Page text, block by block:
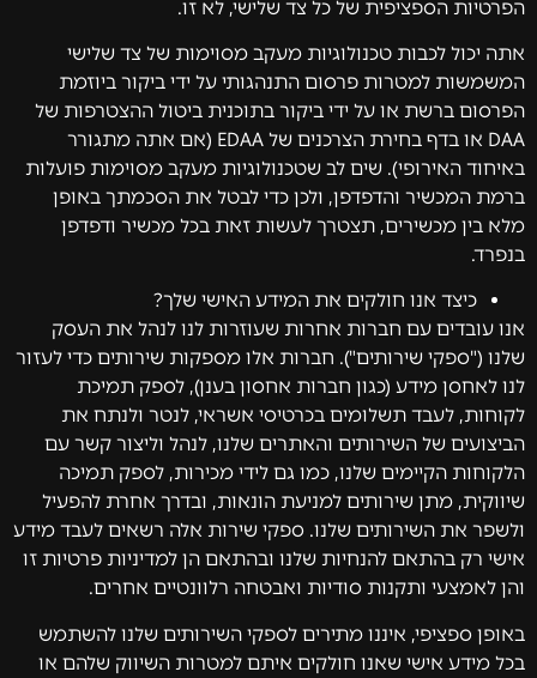
הפרטיות הספציפית של כל צד שלישי, לא זו.
אתה יכול לכבות טכנולוגיות מעקב מסוימות של צד שלישי
המשמשות למטרות פרסום התנהגותי על ידי ביקור ביוזמת
הפרסום ברשת או על ידי ביקור בתוכנית ביטול ההצטרפות של
DAA או בדף בחירת הצרכנים של EDAA (אם אתה מתגורר
באיחוד האירופי). שים לב שטכנולוגיות מעקב מסוימות פועלות
ברמת המכשיר והדפדפן, ולכן כדי לבטל את הסכמתך באופן
מלא בין מכשירים, תצטרך לעשות זאת בכל מכשיר ודפדפן
בנפרד.
כיצד אנו חולקים את המידע האישי שלך?
אנו עובדים עם חברות אחרות שעוזרות לנו לנהל את העסק
שלנו ("ספקי שירותים"). חברות אלו מספקות שירותים כדי לעזור
לנו לאחסן מידע (כגון חברות אחסון בענן), לספק תמיכת
לקוחות, לעבד תשלומים בכרטיסי אשראי, לנטר ולנתח את
הביצועים של השירותים והאתרים שלנו, לנהל וליצור קשר עם
הלקוחות הקיימים שלנו, כמו גם לידי מכירות, לספק תמיכה
שיווקית, מתן שירותים למניעת הונאות, ובדרך אחרת להפעיל
ולשפר את השירותים שלנו. ספקי שירות אלה רשאים לעבד מידע
אישי רק בהתאם להנחיות שלנו ובהתאם הן למדיניות פרטיות זו
והן לאמצעי ותקנות סודיות ואבטחה רלוונטיים אחרים.
באופן ספציפי, איננו מתירים לספקי השירותים שלנו להשתמש
בכל מידע אישי שאנו חולקים איתם למטרות השיווק שלהם או